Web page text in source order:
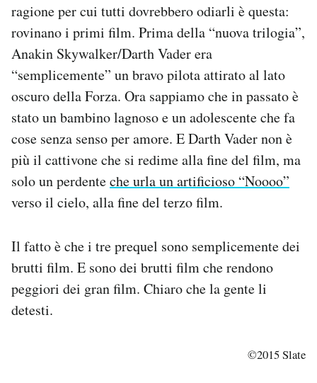
ragione per cui tutti dovrebbero odiarli è questa:
rovinano i primi film. Prima della “nuova trilogia”,
Anakin Skywalker/Darth Vader era
“semplicemente” un bravo pilota attirato al lato
oscuro della Forza. Ora sappiamo che in passato è
stato un bambino lagnoso e un adolescente che fa
cose senza senso per amore. E Darth Vader non è
più il cattivone che si redime alla fine del film, ma
solo un perdenteche urla un artificioso “Noooo”
verso il cielo, alla fine del terzo film.
Il fatto è che i tre prequel sono semplicemente dei
brutti film. E sono dei brutti film che rendono
peggiori dei gran film. Chiaro che la gente li
detesti.
©2015 Slate